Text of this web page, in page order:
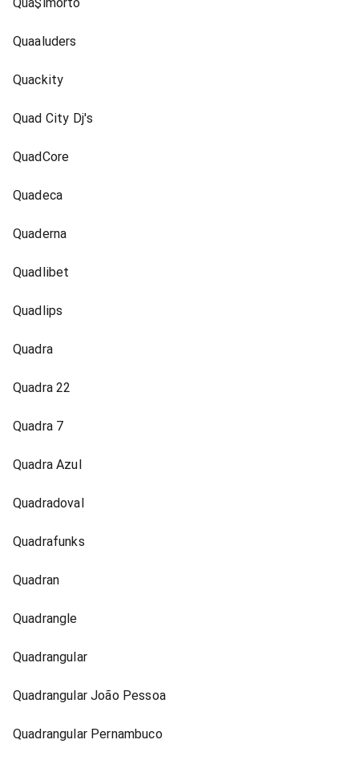
Quaaluders
Quackity
Quad City Dj's
QuadCore
Quadeca
Quaderna
Quadlibet
Quadlips
Quadra
Quadra 22
Quadra 7
Quadra Azul
Quadradoval
Quadrafunks
Quadran
Quadrangle
Quadrangular
Quadrangular João Pessoa
Quadrangular Pernambuco